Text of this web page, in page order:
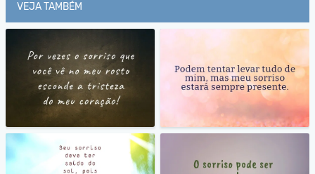
VEJA TAMBÉM